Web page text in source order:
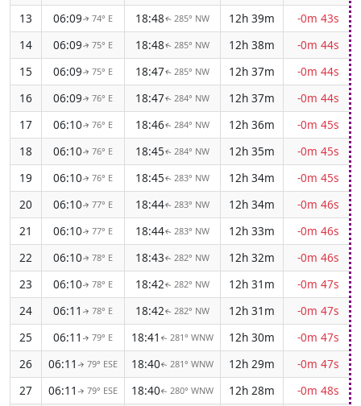
13
06:09↑ 74° E 18:48↑ 285° NW 12h 39m
-0m 43s
14
06:09↑ 75° E 18:48↑ 285° NW 12h 38m
-0m 44s
15
06:09↑ 75° E 18:47↑ 285° NW 12h 37m
-0m 44s
16
06:09↑ 76° E 18:47↑ 284° NW 12h 37m
-0m 44s
17
06:10↑ 76° E 18:46↑ 284° NW 12h 36m
-0m 45s
18
06:10↑ 76° E 18:45↑ 284° NW 12h 35m
-0m 45s
19
06:10↑ 76° E 18:45↑ 283° NW 12h 34m
-0m 45s
20
06:10↑ 77° E 18:44↑ 283° NW 12h 34m
-0m 46s
21
06:10↑ 77° E 18:44↑ 283° NW 12h 33m
-0m 46s
22
06:10↑ 78° E 18:43↑ 282° NW 12h 32m
-0m 46s
23
06:10↑ 78° E 18:42↑ 282° NW 12h 31m
-0m 47s
24
06:11 ↑ 78° E 18:42↑ 282° NW 12h 31m
-0m 47s
25
06:11 ↑ 79° E 18:41 ↑ 281° WNW 12h 30m
-0m 47s
26
06:11 ↑ 79° ESE 18:40↑ 281° WNW 12h 29m
-0m 47s
27
06:11 ↑ 79° ESE 18:40↑ 280° WNW 12h 28m
-0m 48s